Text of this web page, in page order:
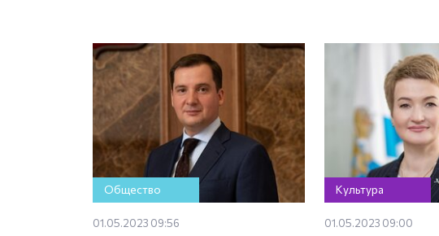
Общество
01.05.2023 09:56
Культура
01.05.2023 09:00